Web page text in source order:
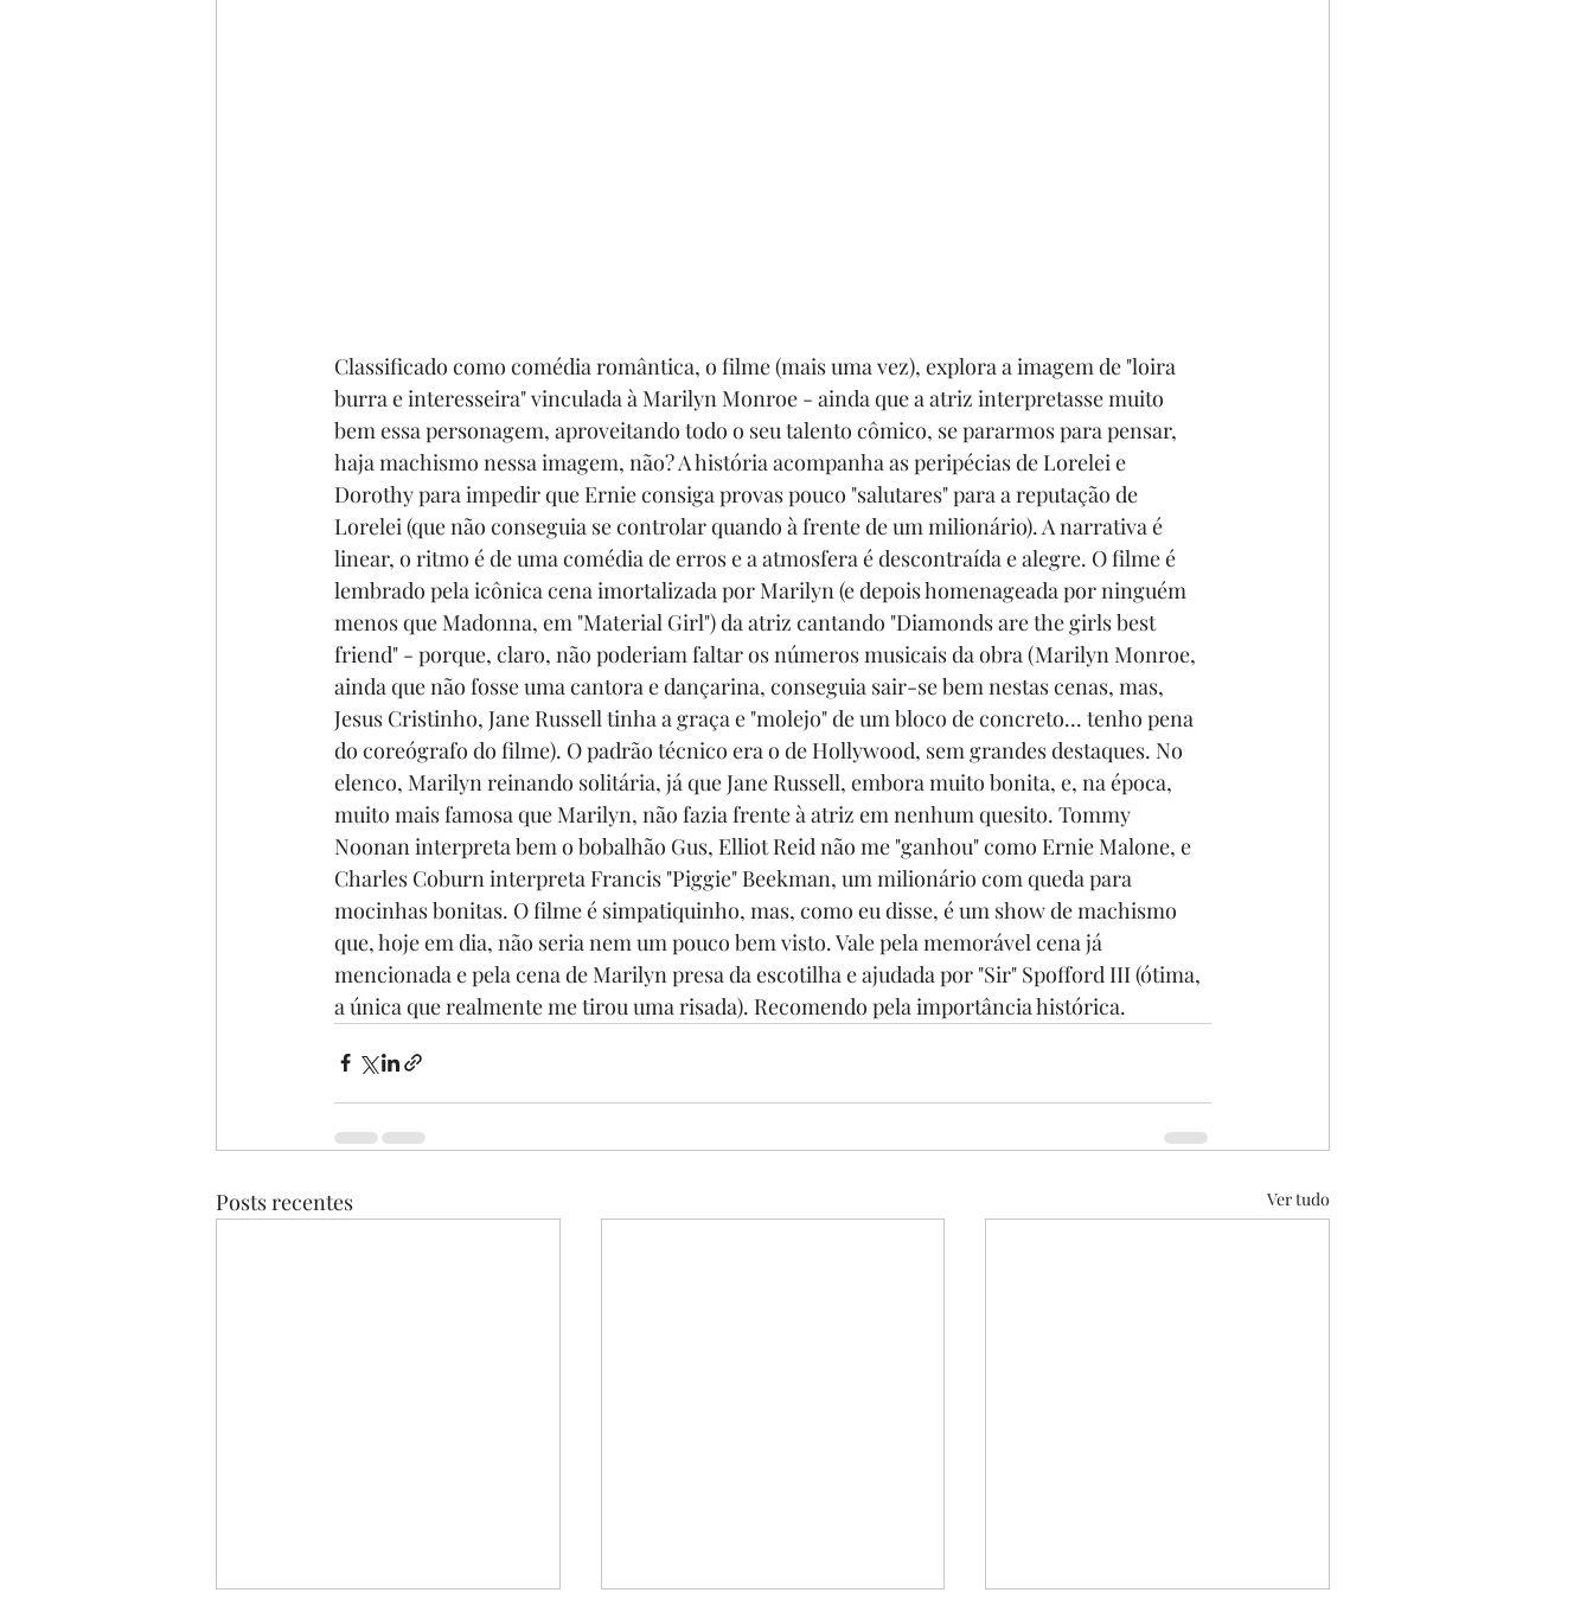
Classificado como comédia romântica, o filme (mais uma vez), explora a imagem de "loira
burra e interesseira" vinculada à Marilyn Monroe - ainda que a atriz interpretasse muito
bem essa personagem, aproveitando todo o seu talento cômico, se pararmos para pensar,
haja machismo nessa imagem, não? A história acompanha as peripécias de Lorelei e
Dorothy para impedir que Ernie consiga provas pouco "salutares" para a reputação de
Lorelei (que não conseguia se controlar quando à frente de um milionário). A narrativa é
linear, o ritmo é de uma comédia de erros e a atmosfera é descontraída e alegre. O filme é
lembrado pela icônica cena imortalizada por Marilyn (e depois homenageada por ninguém
menos que Madonna, em "Material Girl") da atriz cantando "Diamonds are the girls best
friend" - porque, claro, não poderiam faltar os números musicais da obra (Marilyn Monroe,
ainda que não fosse uma cantora e dançarina, conseguia sair-se bem nestas cenas, mas,
Jesus Cristinho, Jane Russell tinha a graça e "molejo" de um bloco de concreto... tenho pena
do coreógrafo do filme). O padrão técnico era o de Hollywood, sem grandes destaques. No
elenco, Marilyn reinando solitária, já que Jane Russell, embora muito bonita, e, na época,
muito mais famosa que Marilyn, não fazia frente à atriz em nenhum quesito. Tommy
Noonan interpreta bem o bobalhão Gus, Elliot Reid não me "ganhou" como Ernie Malone, e
Charles Coburn interpreta Francis "Piggie" Beekman, um milionário com queda para
mocinhas bonitas. O filme é simpatiquinho, mas, como eu disse, é um show de machismo
que, hoje em dia, não seria nem um pouco bem visto. Vale pela memorável cena já
mencionada e pela cena de Marilyn presa da escotilha e ajudada por "Sir" Spofford III (ótima,
a única que realmente me tirou uma risada). Recomendo pela importância histórica.
Posts recentes Ver tudo